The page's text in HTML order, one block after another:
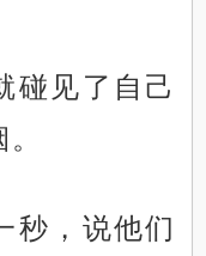
碰见了自己
秒，说他们